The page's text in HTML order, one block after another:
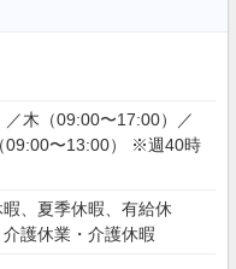
木（09:00〜17:00）／
09:00〜13:00） ※週40時
、夏季休暇、有給休
護休業・介護休暇